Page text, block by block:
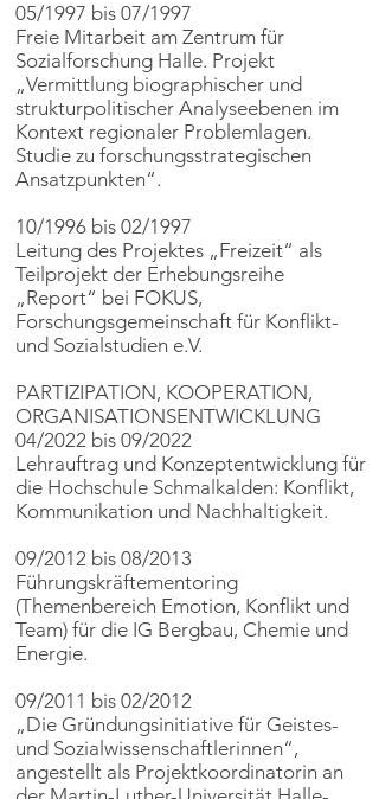
05/1997 bis 07/1997
Freie Mitarbeit am Zentrum für
Sozialforschung Halle. Projekt
„Vermittlung biographischer und
strukturpolitischer Analyseebenen im
Kontext regionaler Problemlagen.
Studie zu forschungsstrategischen
Ansatzpunkten“.
10/1996 bis 02/1997
Leitung des Projektes „Freizeit“ als
Teilprojekt der Erhebungsreihe
„Report“ bei FOKUS,
Forschungsgemeinschaft für Konflikt-
und Sozialstudien e.V.
PARTIZIPATION, KOOPERATION,
ORGANISATIONSENTWICKLUNG
04/2022 bis 09/2022
Lehrauftrag und Konzeptentwicklung für
die Hochschule Schmalkalden: Konflikt,
Kommunikation und Nachhaltigkeit.
09/2012 bis 08/2013
Führungskräftementoring
(Themenbereich Emotion, Konflikt und
Team) für die IG Bergbau, Chemie und
Energie.
09/2011 bis 02/2012
„Die Gründungsinitiative für Geistes-
und Sozialwissenschaftlerinnen“,
angestellt als Projektkoordinatorin an